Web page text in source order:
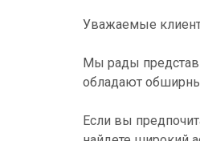
Уважаемые
Мы рады
обладают
Если вы